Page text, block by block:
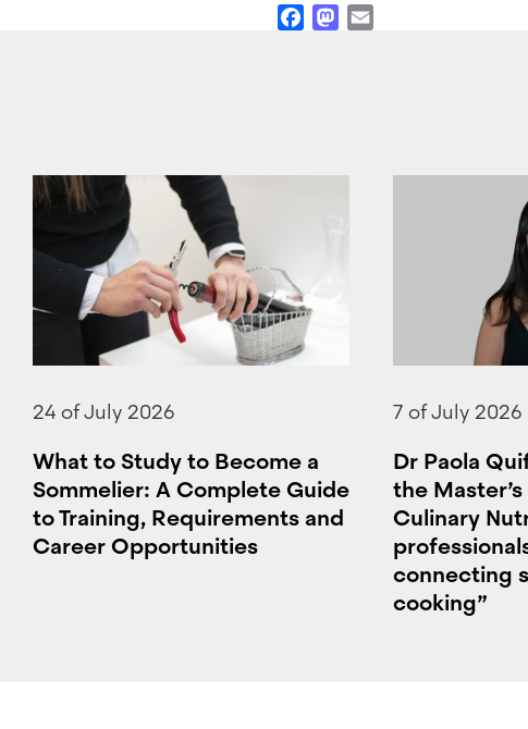
FacebookMastodon
24 of July 2026
What to Study to Become a
Sommelier: A Complete Guide
to Training, Requirements and
Career Opportunities
7 of July 2026
Dr Paola
the
Culinary
connecting
cooking”